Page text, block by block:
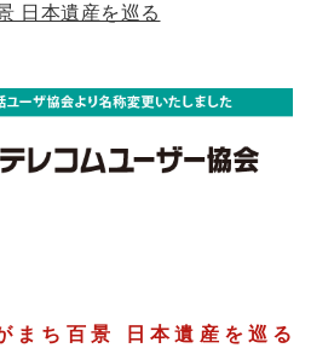
日本遺産を巡る
まち百景 日本遺産を巡る